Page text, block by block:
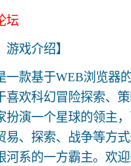
坛
戏介绍】
款基于WEB浏览器
喜欢科幻冒险探索、
扮演一个星球的领主
易、探索、战争等方
河系的一方霸主。欢